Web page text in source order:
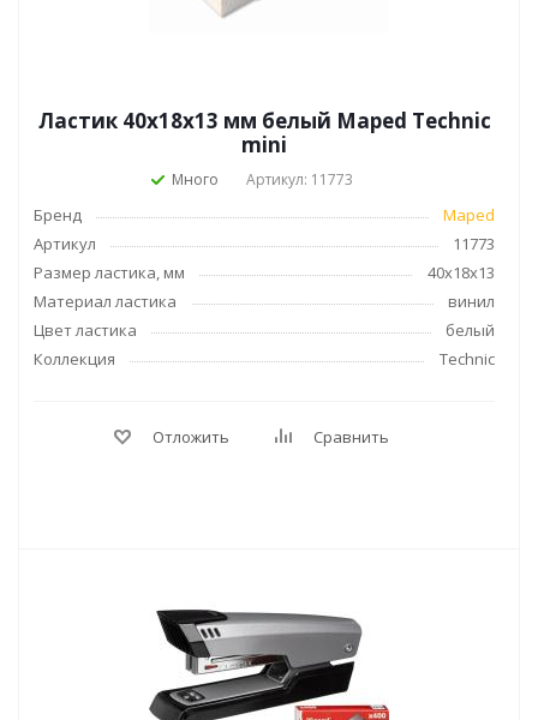
Ластик 40х18х13 мм белый Maped Technic
mini
Много Артикул: 11773
Бренд
Maped
Артикул
11773
Размер ластика, мм
40x18x13
Материал ластика
винил
Цвет ластика
белый
Коллекция
Technic
Отложить Сравнить